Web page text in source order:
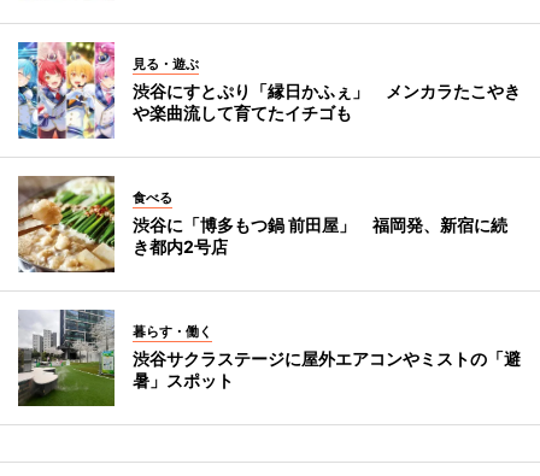
見る・遊ぶ
渋谷にすとぷり「縁日かふぇ」 メンカラたこやき
や楽曲流して育てたイチゴも
食べる
渋谷に「博多もつ鍋 前田屋」 福岡発、新宿に続
き都内2号店
暮らす・働く
渋谷サクラステージに屋外エアコンやミストの「避
暑」スポット